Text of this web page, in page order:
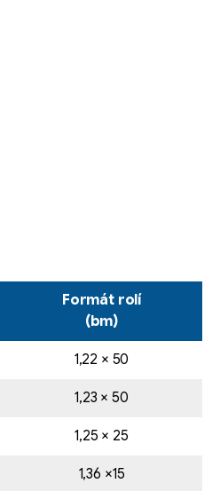
Formát rolí
(bm)
1,22 × 50
1,23 × 50
1,25 × 25
1,36 ×15